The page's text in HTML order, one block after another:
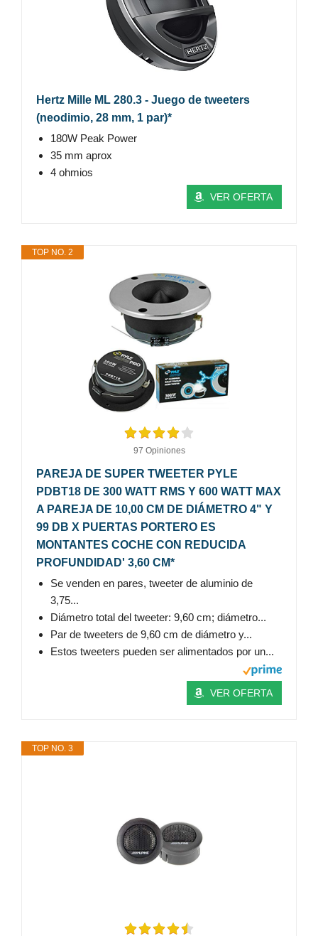
Hertz Mille ML 280.3 - Juego de tweeters
(neodimio, 28 mm, 1 par)*
180W Peak Power
35 mm aprox
4 ohmios
VER OFERTA
TOP NO. 2
97 Opiniones
PAREJA DE SUPER TWEETER PYLE
PDBT18 DE 300 WATT RMS Y 600 WATT MAX
A PAREJA DE 10,00 CM DE DIÁMETRO 4" Y
99 DB X PUERTAS PORTERO ES
MONTANTES COCHE CON REDUCIDA
PROFUNDIDAD' 3,60 CM*
Se venden en pares, tweeter de aluminio de
3,75...
Diámetro total del tweeter: 9,60 cm; diámetro...
Par de tweeters de 9,60 cm de diámetro y...
Estos tweeters pueden ser alimentados por un...
VER OFERTA
TOP NO. 3